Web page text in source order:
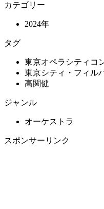
カテゴリー
2024年
タグ
東京オペラシティコ
東京シティ・フィル
高関健
ジャンル
オーケストラ
スポンサーリンク